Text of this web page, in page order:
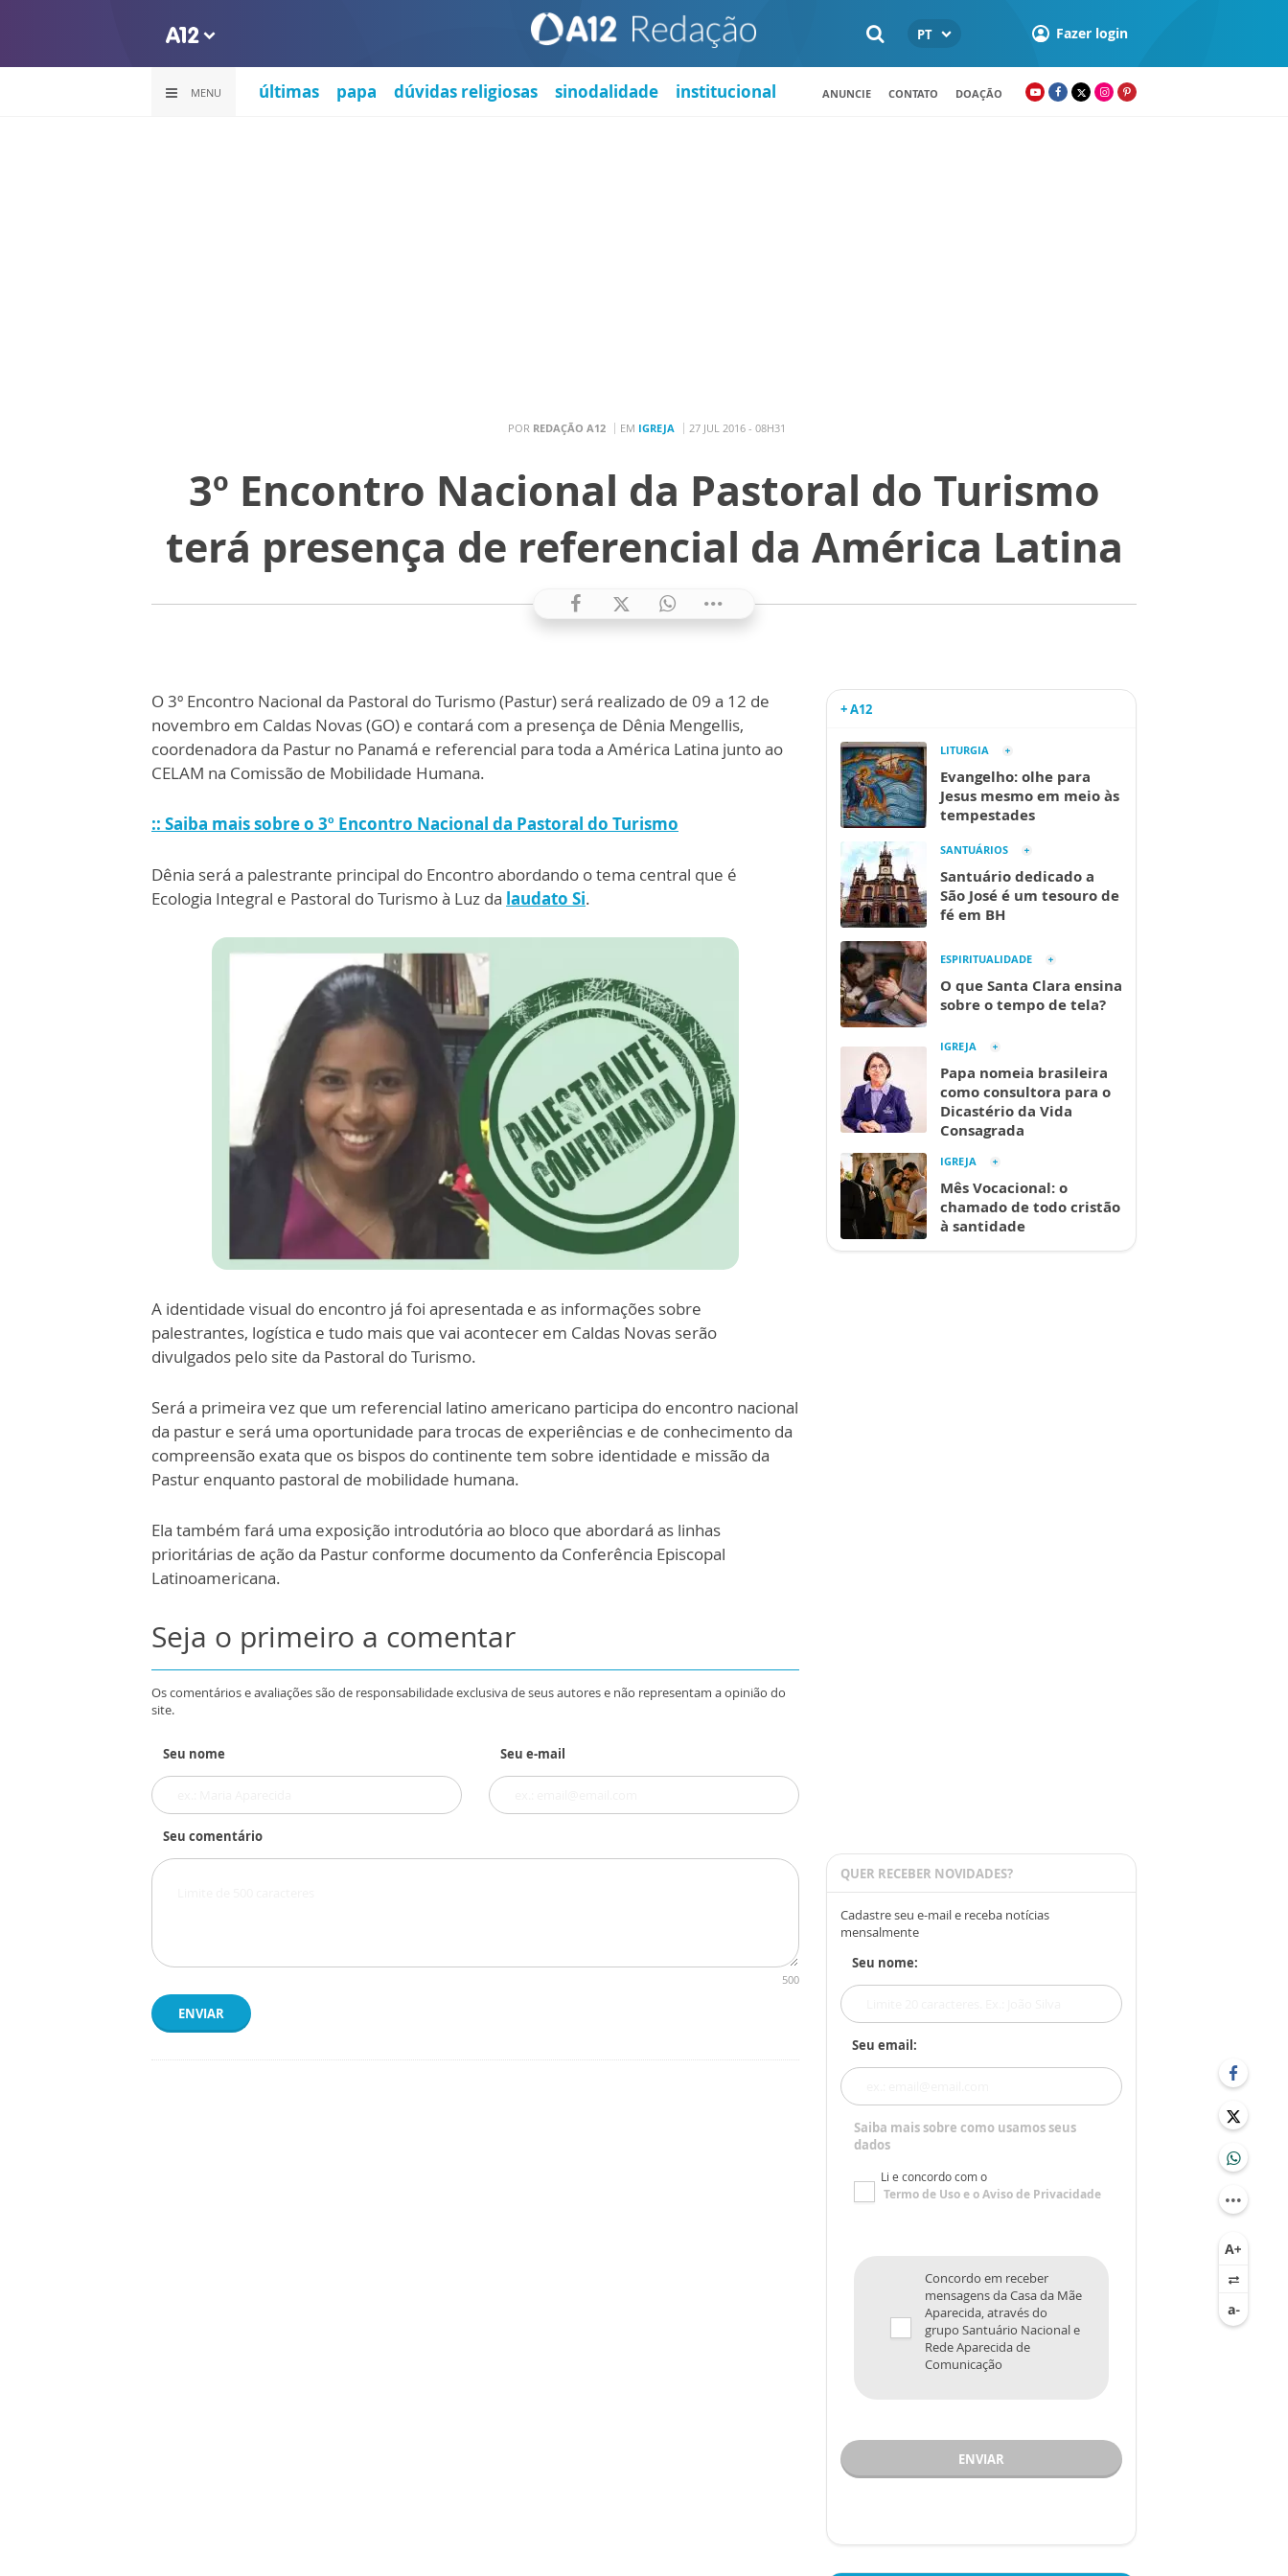
PT Fazer login
MENU últimas papa dúvidas religiosas sinodalidade institucional ANUNCIE CONTATO DOAÇÃO
POR REDAÇÃO A12 EM IGREJA 27 JUL 2016 - 08H31
3º Encontro Nacional da Pastoral do Turismo
terá presença de referencial da América Latina
O 3º Encontro Nacional da Pastoral do Turismo (Pastur) será realizado de 09 a 12 de
novembro em Caldas Novas (GO) e contará com a presença de Dênia Mengellis,
coordenadora da Pastur no Panamá e referencial para toda a América Latina junto ao
CELAM na Comissão de Mobilidade Humana.
:: Saiba mais sobre o 3º Encontro Nacional da Pastoral do Turismo
Dênia será a palestrante principal do Encontro abordando o tema central que é
Ecologia Integral e Pastoral do Turismo à Luz da laudato Si.
A identidade visual do encontro já foi apresentada e as informações sobre
palestrantes, logística e tudo mais que vai acontecer em Caldas Novas serão
divulgados pelo site da Pastoral do Turismo.
Será a primeira vez que um referencial latino americano participa do encontro nacional
da pastur e será uma oportunidade para trocas de experiências e de conhecimento da
compreensão exata que os bispos do continente tem sobre identidade e missão da
Pastur enquanto pastoral de mobilidade humana.
Ela também fará uma exposição introdutória ao bloco que abordará as linhas
prioritárias de ação da Pastur conforme documento da Conferência Episcopal
Latinoamericana.
Seja o primeiro a comentar
Os comentários e avaliações são de responsabilidade exclusiva de seus autores e não representam a opinião do
site.
Seu nome Seu e-mail
Seu comentário
500
ENVIAR
+ A12
LITURGIA
Evangelho: olhe para
Jesus mesmo em meio às
tempestades
SANTUÁRIOS
Santuário dedicado a
São José é um tesouro de
fé em BH
ESPIRITUALIDADE
O que Santa Clara ensina
sobre o tempo de tela?
IGREJA
Papa nomeia brasileira
como consultora para o
Dicastério da Vida
Consagrada
IGREJA
Mês Vocacional: o
chamado de todo cristão
à santidade
QUER RECEBER NOVIDADES?
Cadastre seu e-mail e receba notícias
mensalmente
Seu nome:
Seu email:
Saiba mais sobre como usamos seus
dados
Li e concordo com o
Termo de Usoe oAviso de Privacidade
Concordo em receber
mensagens da Casa da Mãe
Aparecida, através do
grupo Santuário Nacional e
Rede Aparecida de
Comunicação
ENVIAR